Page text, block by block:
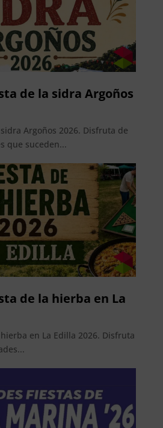
de la sidra Argoños
Argoños 2026. Disfruta de
que suceden...
de la hierba en La
en La Edilla 2026. Disfruta